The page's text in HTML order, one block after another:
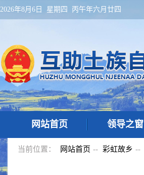
2026年8月6日 星期四 丙午年六月廿四
网站首页 领导之窗
当前位置： 网站首页 -- 彩虹故乡 --